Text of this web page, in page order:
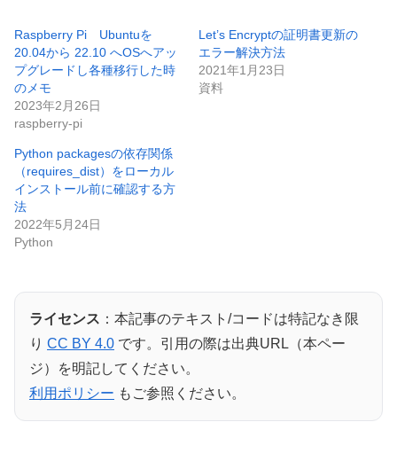
Raspberry Pi Ubuntuを
20.04から 22.10 へOSへアッ
プグレードし各種移行した時
のメモ
2023年2月26日
raspberry-pi
Let’s Encryptの証明書更新の
エラー解決方法
2021年1月23日
資料
Python packagesの依存関係
（requires_dist）をローカル
インストール前に確認する方
法
2022年5月24日
Python
ライセンス ：本記事のテキスト/コードは特記なき限
り CC BY 4.0 です。引用の際は出典URL（本ペー
ジ）を明記してください。
利用ポリシー もご参照ください。